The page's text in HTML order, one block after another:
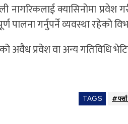
नागरिकलाई क्यासिनोमा
पालना गर्नुपर्ने व्यवस्था रहेको
अवैध प्रवेश वा अन्य गतिविधि
TAGS